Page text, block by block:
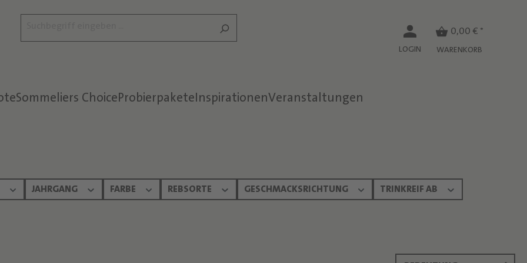
LOGIN
0,00 € *
WARENKORB
Sommeliers ChoiceProbierpaketeInspirationenVeranstaltungen
Text überspringen
JAHRGANG FARBE REBSORTE GESCHMACKSRICHTUNG TRINKREIF AB